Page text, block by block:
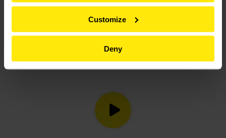
Customize
Deny
Szybsze symulacje metodą VIM